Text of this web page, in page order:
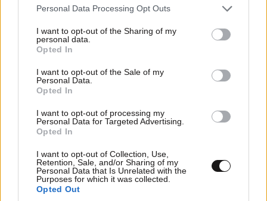
Please note that this website/app uses one or more Google
not limited to your visit or usage behaviour. You may click to
grant or deny consent to Google and its third-party tags to
use your data for below specified purposes in below Google
consent section.
Personal Data Processing Opt Outs
I want to opt-out of the Sharing of my
personal data.
Opted In
I want to opt-out of the Sale of my
Personal Data.
Opted In
I want to opt-out of processing my
Personal Data for Targeted Advertising.
Opted In
I want to opt-out of Collection, Use,
Retention, Sale, and/or Sharing of my
Personal Data that Is Unrelated with the
Purposes for which it was collected.
Opted Out